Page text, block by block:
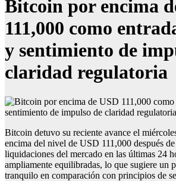
Bitcoin por encima
111,000 como
y sentimiento de
claridad regulatoria
Bitcoin detuvo su reciente avance el
encima del nivel de USD 111,000 después
liquidaciones del mercado en las últimas 24
ampliamente equilibradas, lo que sugiere un
tranquilo en comparación con principios de